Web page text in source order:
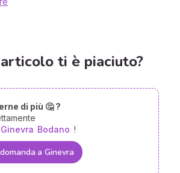
ti è piaciuto?
di più 🤔 ?
Ginevra Bodano !
a Ginevra